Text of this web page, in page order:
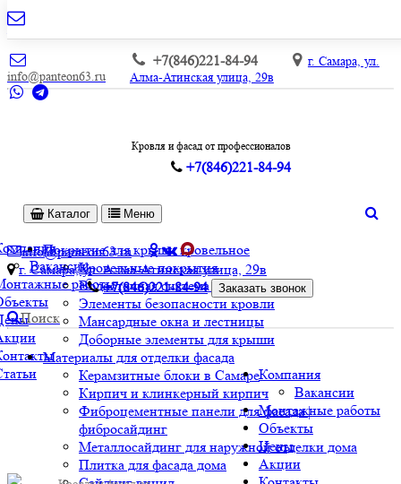
info@panteon63.ru
+7(846)221-84-94
г. Самара, ул.
Алма-Атинская улица, 29в
Кровля и фасад от профессионалов
+7(846)221-84-94
Каталог Меню
Вакансии
работы
Покрытие для крыши кровельное
Кровельные покрытия
Водосточная система и софиты
Элементы безопасности кровли
Мансардные окна и лестницы
Доборные элементы для крыши
Материалы для отделки фасада
Керамзитные блоки в Самаре
Кирпич и клинкерный кирпич
Фиброцементные панели для фасада |
фибросайдинг
Металлосайдинг для наружной отделки дома
Плитка для фасада дома
info@panteon63.ru
г. Самара, ул. Алма-Атинская улица, 29в
+7(846)221-84-94
Заказать звонок
Поиск
Компания
Вакансии
Монтажные работы
Объекты
Цены
Акции